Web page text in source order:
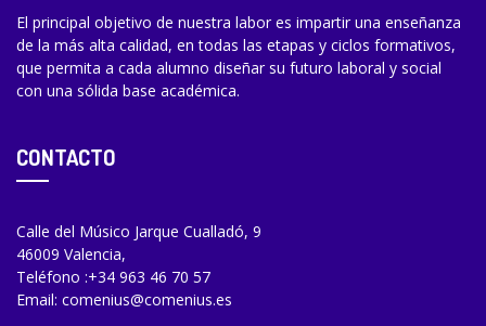
El principal objetivo de nuestra labor es impartir una enseñanza
de la más alta calidad, en todas las etapas y ciclos formativos,
que permita a cada alumno diseñar su futuro laboral y social
con una sólida base académica.
CONTACTO
Calle del Músico Jarque Cualladó, 9
46009 Valencia,
Teléfono :+34 963 46 70 57
Email: comenius@comenius.es